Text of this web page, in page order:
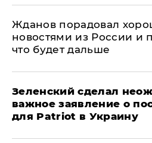
Жданов порадовал
новостями из России и
что будет дальше
Зеленский сделал
важное заявление о
для Patriot в Украину